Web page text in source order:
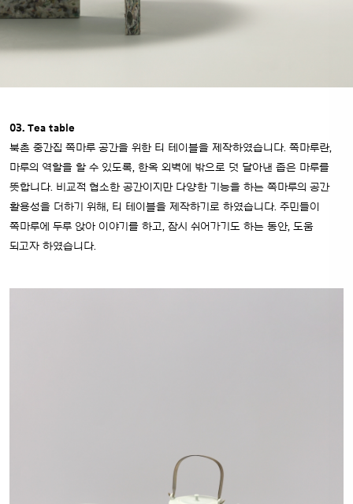
03. Tea table
북촌 중간집 쪽마루 공간을 위한 티 테이블을 제작하였습니다. 쪽마루란,
마루의 역할을 할 수 있도록, 한옥 외벽에 밖으로 덧 달아낸 좁은 마루를
뜻합니다. 비교적 협소한 공간이지만 다양한 기능을 하는 쪽마루의 공간
활용성을 더하기 위해, 티 테이블을 제작하기로 하였습니다. 주민들이
쪽마루에 두루 앉아 이야기를 하고, 잠시 쉬어가기도 하는 동안, 도움
되고자 하였습니다.